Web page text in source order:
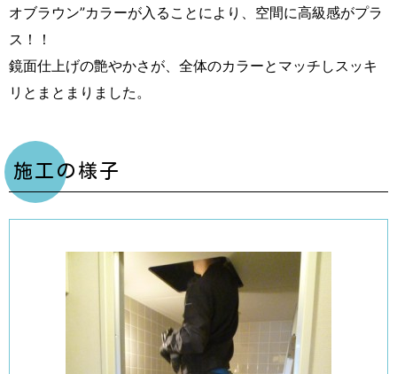
オブラウン”カラーが入ることにより、空間に高級感がプラ
ス！！
鏡面仕上げの艶やかさが、全体のカラーとマッチしスッキ
リとまとまりました。
施工の様子